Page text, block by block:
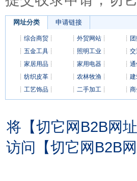
网址分类 申请链接
┊ 综合商贸 ┊ ┊ 外贸网站 ┊ ┊
┊ 五金工具 ┊ ┊ 照明工业 ┊ ┊
┊ 家居用品 ┊ ┊ 家用电器 ┊ ┊
┊ 纺织皮革 ┊ ┊ 农林牧渔 ┊ ┊
┊ 工艺饰品 ┊ ┊ 二手加工 ┊ ┊
将【切它网B2B网
访问【切它网B2B